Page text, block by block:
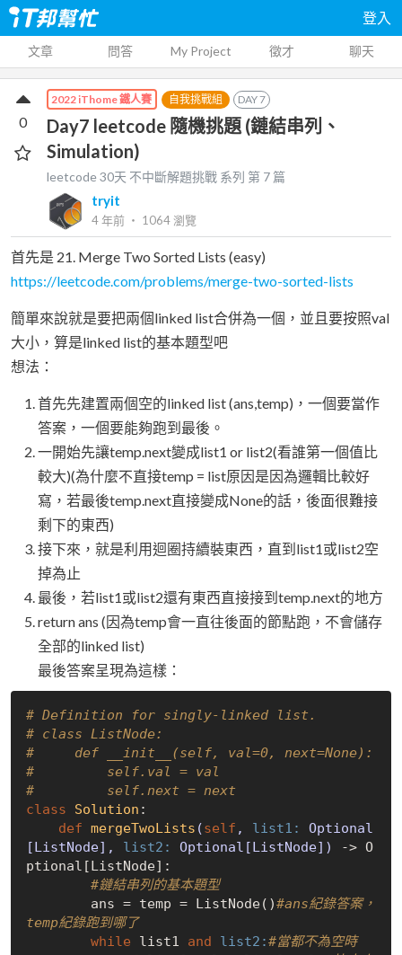
登入
文章 問答 My Project 徵才 聊天
2022 iThome 鐵人賽 自我挑戰組 DAY7
Day7 leetcode 隨機挑題 (鏈結串列、
Simulation)
leetcode 30天 不中斷解題挑戰 系列 第 7 篇
tryit
4 年前 ‧ 1064瀏覽
0
首先是 21. Merge Two Sorted Lists (easy)
https://leetcode.com/problems/merge-two-sorted-lists
簡單來說就是要把兩個linked list合併為一個，並且要按照val
大小，算是linked list的基本題型吧
想法：
首先先建置兩個空的linked list (ans,temp)，一個要當作
答案，一個要能夠跑到最後。
一開始先讓temp.next變成list1 or list2(看誰第一個值比
較大)(為什麼不直接temp = list原因是因為邏輯比較好
寫，若最後temp.next直接變成None的話，後面很難接
剩下的東西)
接下來，就是利用迴圈持續裝東西，直到list1或list2空
掉為止
最後，若list1或list2還有東西直接接到temp.next的地方
return ans (因為temp會一直往後面的節點跑，不會儲存
全部的linked list)
最後答案呈現為這樣：
# Definition for singly-linked list.
# class ListNode:
#     def __init__(self, val=0, next=None):
#         self.val = val
#         self.next = next
class
Solution :
def mergeTwoLists (self , list1:
Optional
[ListNode], list2: Optional[ListNode])
-> O
ptional[ListNode]:
#鏈結串列的基本題型
        ans = temp = ListNode()
#ans紀錄答案，
temp紀錄跑到哪了
while list1 and list2:#當都不為空時